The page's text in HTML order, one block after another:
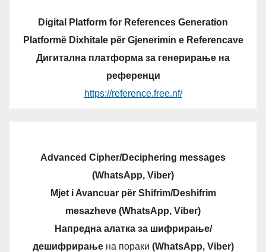
Digital Platform for References Generation
Platformë Dixhitale për Gjenerimin e Referencave
Дигитална платформа за генерирање на
референци
https://reference.free.nf/
Advanced Cipher/Deciphering messages
(WhatsApp, Viber)
Mjet i Avancuar për Shifrim/Deshifrim
mesazheve (WhatsApp, Viber)
Напредна алатка за шифрирање/
дешифрирањена пораки (WhatsApp, Viber)